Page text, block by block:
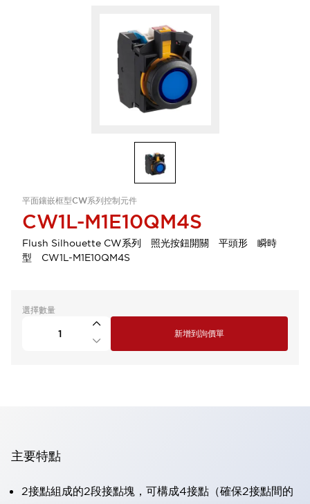
平面鑲嵌框型CW系列控制元件
CW1L-M1E10QM4S
Flush Silhouette CW系列 照光按鈕開關 平頭形 瞬時
型 CW1L-M1E10QM4S
選擇數量
新增到詢價單
主要特點
2接點組成的2段接點塊，可構成4接點（確保2接點間的